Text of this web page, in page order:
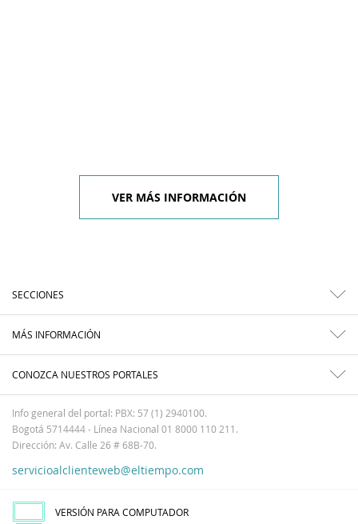
VER MÁS INFORMACIÓN
SECCIONES
MÁS INFORMACIÓN
CONOZCA NUESTROS PORTALES
Info general del portal: PBX: 57 (1) 2940100.
Bogotá 5714444 - Línea Nacional 01 8000 110 211.
Dirección: Av. Calle 26 # 68B-70.
servicioalclienteweb@eltiempo.com
VERSIÓN PARA COMPUTADOR